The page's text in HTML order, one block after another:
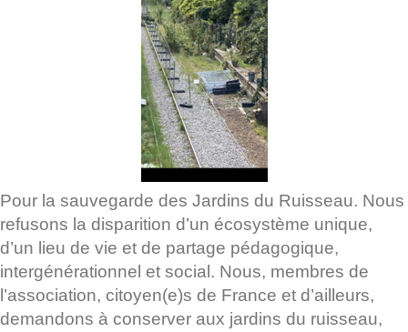
Pour la sauvegarde des Jardins du Ruisseau. Nous
refusons la disparition d’un écosystème unique,
d’un lieu de vie et de partage pédagogique,
intergénérationnel et social. Nous, membres de
l’association, citoyen(e)s de France et d’ailleurs,
demandons à conserver aux jardins du ruisseau,